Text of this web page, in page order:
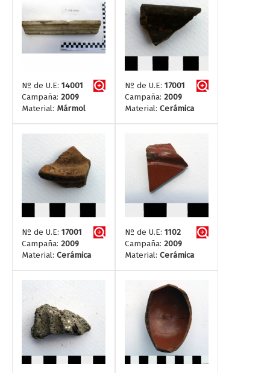
Nº de U.E: 14001
Campaña: 2009
Material: Mármol
Nº de U.E: 17001
Campaña: 2009
Material: Cerámica
Nº de U.E: 17001
Campaña: 2009
Material: Cerámica
Nº de U.E: 1102
Campaña: 2009
Material: Cerámica